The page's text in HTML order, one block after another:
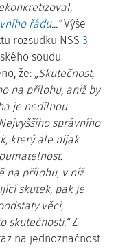
řádu...“Výše
rozsudku NSS 3
soudu
že: „Skutečnost,
na přílohu, aniž by
je nedílnou
správního
který ale nijak
na přílohu, v níž
skutek, pak je
věci,
skutečnosti.“Z
na jednoznačnost